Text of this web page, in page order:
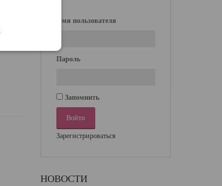
Имя пользователя
Пароль
Запомнить
Зарегистрироваться
НОВОСТИ